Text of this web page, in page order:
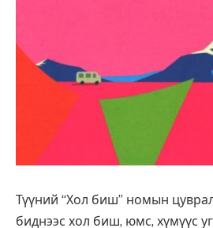
Түүний “Хол биш” номын
биднээс хол биш, юмс, хүмүүс